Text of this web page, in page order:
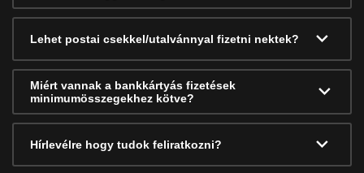
Lehet postai csekkel/utalvánnyal fizetni nektek?
Miért vannak a bankkártyás fizetések
minimumösszegekhez kötve?
Hírlevélre hogy tudok feliratkozni?